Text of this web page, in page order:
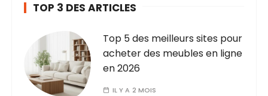
TOP 3 DES ARTICLES
Top 5 des meilleurs sites pour
acheter des meubles en ligne
en 2026
IL Y A 2 MOIS